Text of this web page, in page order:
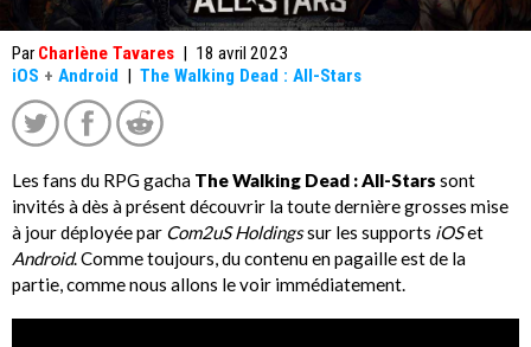
Par Charlène Tavares | 18 avril 2023
iOS + Android | The Walking Dead : All-Stars
Les fans du RPG gacha The Walking Dead : All-Stars sont
invités à dès à présent découvrir la toute dernière grosses mise
à jour déployée par Com2uS Holdingssur les supports iOSet
Android. Comme toujours, du contenu en pagaille est de la
partie, comme nous allons le voir immédiatement.